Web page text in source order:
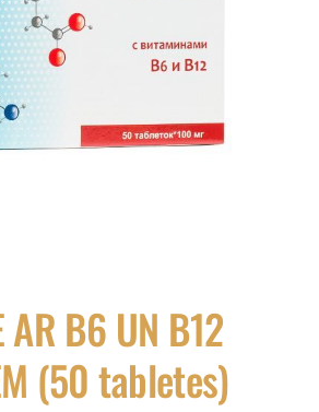
AR B6 UN B12
(50 tabletes)